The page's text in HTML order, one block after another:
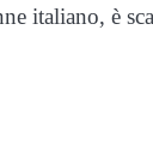
italiano, è